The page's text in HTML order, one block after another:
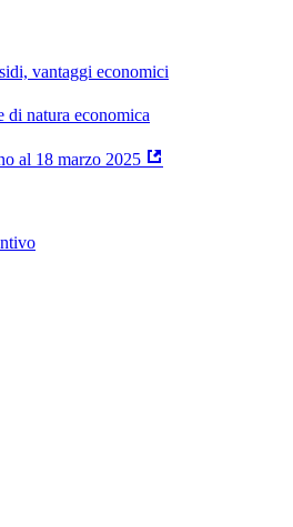
vantaggi economici
natura economica
al 18 marzo 2025